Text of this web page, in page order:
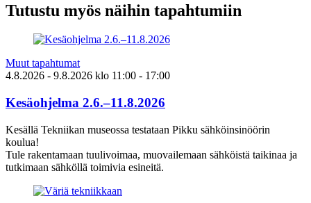
Tutustu myös näihin tapahtumiin
Muut tapahtumat
4.8.2026 - 9.8.2026 klo 11:00 - 17:00
Kesäohjelma 2.6.–11.8.2026
Kesällä Tekniikan museossa testataan Pikku sähköinsinöörin
koulua!
Tule rakentamaan tuulivoimaa, muovailemaan sähköistä taikinaa ja
tutkimaan sähköllä toimivia esineitä.